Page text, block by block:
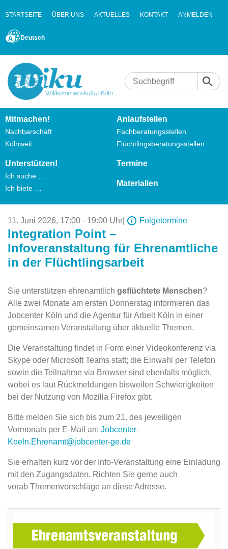
STARTSEITE ÜBER UNS AKTUELLES KONTAKT ANMELDEN
Deutsch
Mitmachen!
Nachbarschaft
Kölnweit
Anlaufstellen
Fachberatungsstellen
Flüchtlingsberatungsstellen
Unterstützen!
Ich suche …
Ich biete …
Termine
Materialien
11. Juni 2026, 17:00 - 19:00 Uhr Folgetermine
Integration Point –
Infoveranstaltung für Ehrenamtliche
in der Flüchtlingsarbeit
Sie unterstützen ehrenamtlich geflüchtete Menschen?
Alle zwei Monate am ersten Donnerstag informieren das
Jobcenter Köln und die Agentur für Arbeit Köln in einer
gemeinsamen Veranstaltung über aktuelle Themen.
Die Veranstaltung findet in Form einer Videokonferenz via
Skype oder Microsoft Teams statt; die Einwahl per Telefon
sowie die Teilnahme via Browser sind ebenfalls möglich,
wobei es laut Rückmeldungen bisweilen Schwierigkeiten
bei der Nutzung von Mozilla Firefox gibt.
Bitte melden Sie sich bis zum 21. des jeweiligen
Vormonats per E-Mail an: Jobcenter-
Koeln.Ehrenamt@jobcenter-ge.de
Sie erhalten kurz vor der Info-Veranstaltung eine Einladung
mit den Zugangsdaten. Richten Sie gerne auch
vorab Themenvorschläge an diese Adresse.